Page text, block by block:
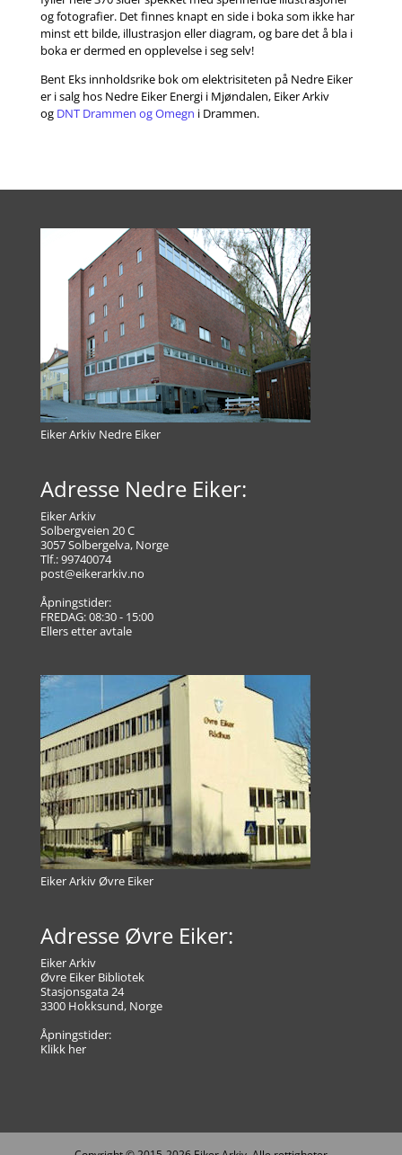
og fotografier. Det finnes knapt en side i boka som ikke har
minst ett bilde, illustrasjon eller diagram, og bare det å bla i
boka er dermed en opplevelse i seg selv!
Bent Eks innholdsrike bok om elektrisiteten på Nedre Eiker
er i salg hos Nedre Eiker Energi i Mjøndalen, Eiker Arkiv
og DNT Drammen og Omegn i Drammen.
Eiker Arkiv Nedre Eiker
Adresse Nedre Eiker:
Eiker Arkiv
Solbergveien 20 C
3057 Solbergelva, Norge
Tlf.: 99740074
post@eikerarkiv.no
Åpningstider:
FREDAG: 08:30 - 15:00
Ellers etter avtale
Eiker Arkiv Øvre Eiker
Adresse Øvre Eiker:
Eiker Arkiv
Øvre Eiker Bibliotek
Stasjonsgata 24
3300 Hokksund, Norge
Åpningstider:
Klikk her